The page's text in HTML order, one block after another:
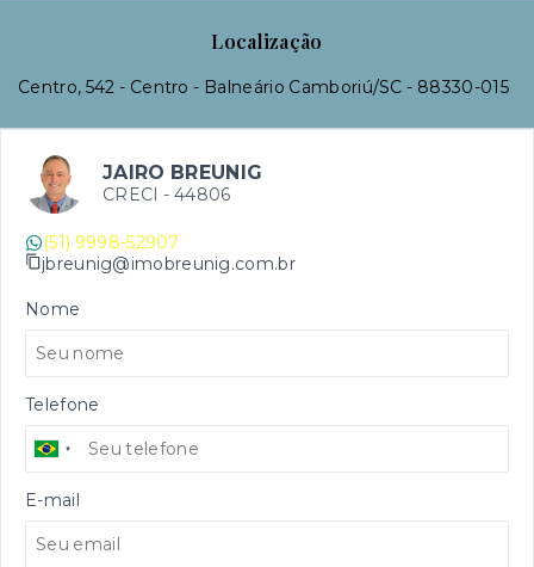
Localização
Centro, 542 - Centro - Balneário Camboriú/SC - 88330-015
JAIRO BREUNIG
CRECI - 44806
(51) 9998-52907
jbreunig@imobreunig.com.br
Nome
Telefone
E-mail